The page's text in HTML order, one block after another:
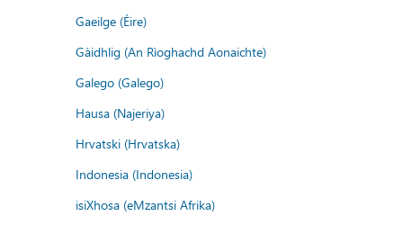
Gaeilge (Éire)
Gàidhlig (An Rìoghachd Aonaichte)
Galego (Galego)
Hausa (Najeriya)
Hrvatski (Hrvatska)
Indonesia (Indonesia)
isiXhosa (eMzantsi Afrika)